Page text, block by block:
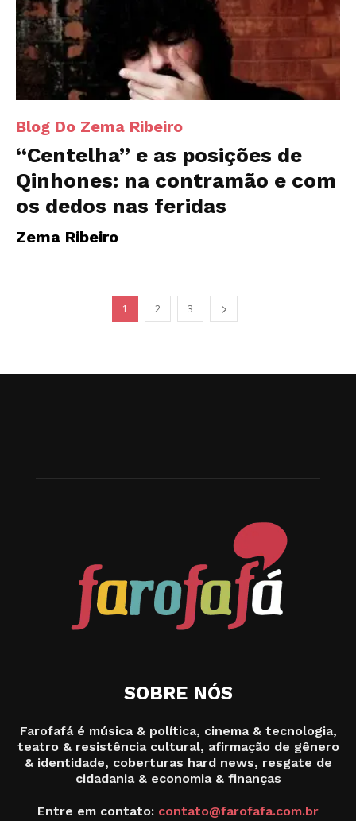
Blog Do Zema Ribeiro
“Centelha” e as posições de
Qinhones: na contramão e com
os dedos nas feridas
Zema Ribeiro
1 2 3
SOBRE NÓS
Farofafá é música & política, cinema & tecnologia,
teatro & resistência cultural, afirmação de gênero
& identidade, coberturas hard news, resgate de
cidadania & economia & finanças
Entre em contato: contato@farofafa.com.br